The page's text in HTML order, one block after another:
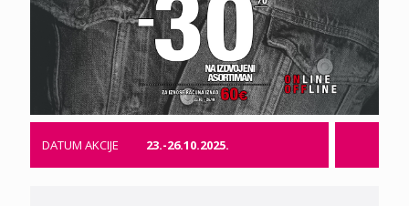
DATUM AKCIJE 23.-26.10.2025.